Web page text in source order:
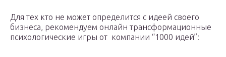
Для тех кто не может определится с идеей своего
бизнеса, рекомендуем онлайн трансформационные
психологические игры от компании “1000 идей”: